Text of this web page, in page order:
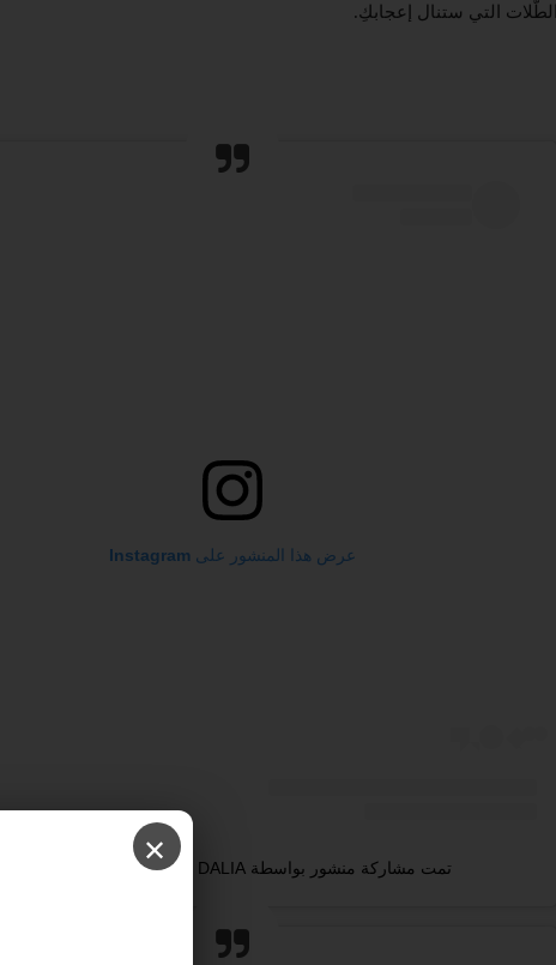
التي ستنال إعجابكِ.
عرض هذا المنشور على Instagram
تمت مشاركة منشور بواسطة ‏‎DALIA‎‏ (@‏‎daliamubarakofficial‎‏)
✕